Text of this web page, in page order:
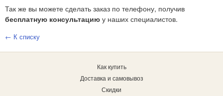
Так же вы можете сделать заказ по телефону, получив
бесплатную консультацию у наших специалистов.
← К списку
Как купить
Доставка и самовывоз
Скидки